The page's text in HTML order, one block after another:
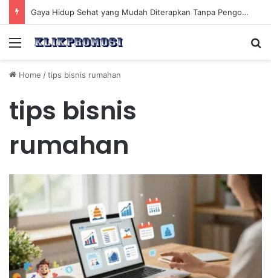
Gaya Hidup Sehat yang Mudah Diterapkan Tanpa Pengorbanan Ekstrem dan Konsisten
Menu
Home /tips bisnis rumahan
tips bisnis
rumahan